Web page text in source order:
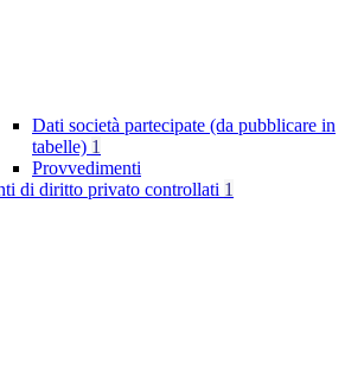
Dati società partecipate (da pubblicare in
tabelle) 1
Provvedimenti
di diritto privato controllati 1